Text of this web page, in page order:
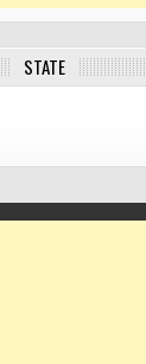
STATE